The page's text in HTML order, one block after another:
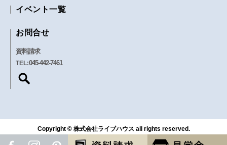
イベント一覧
お問合せ
資料請求
TEL:045-442-7461
Copyright © 株式会社ライブハウス all rights reserved.